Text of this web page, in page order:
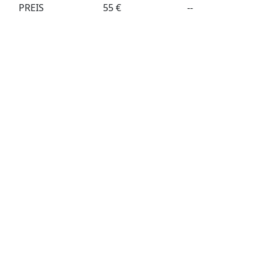
PREIS
55 € --